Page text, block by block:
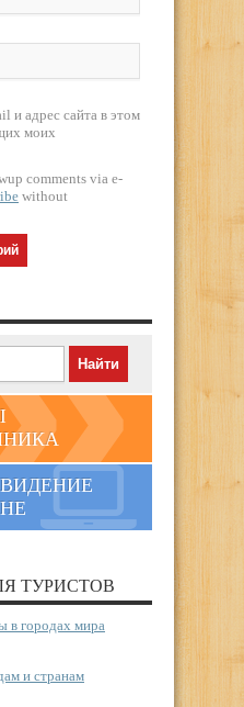
и адрес сайта в этом
моих
comments via e-
without
ТУРИСТОВ
в городах мира
и странам